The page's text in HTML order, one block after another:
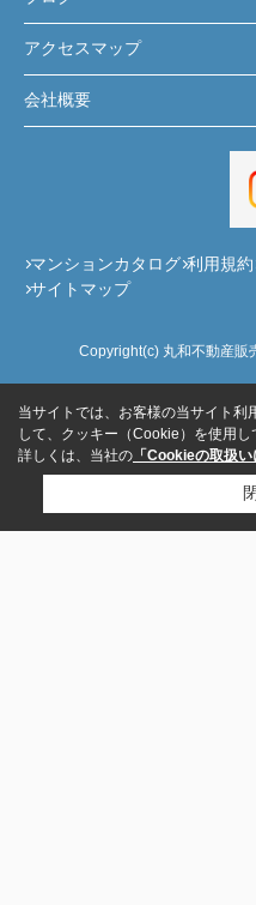
アクセスマップ
会社概要
マンションカタログ 利用規約
サイトマップ
Copyright(c) 丸和不動産販
当サイトでは、お客様の当サイト利
して、クッキー（Cookie）を使用し
詳しくは、当社の 「Cookieの取扱い